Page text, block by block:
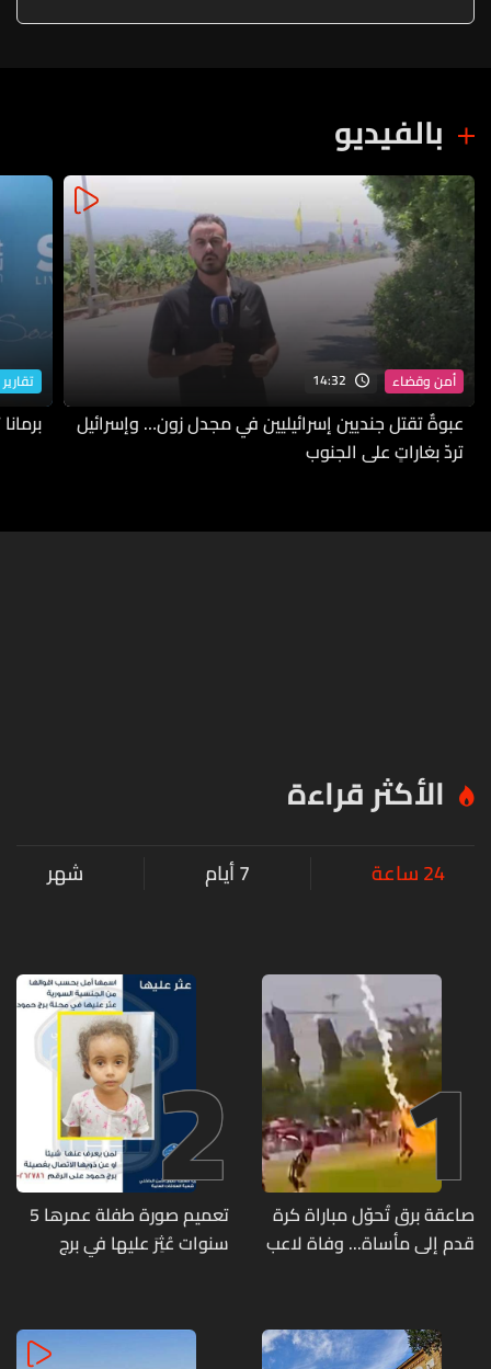
بالفيديو
أمن وقضاء 14:32
عبوةٌ تقتل جنديين إسرائيليين في مجدل زون… وإسرائيل
تردّ بغاراتٍ على الجنوب
الأكثر قراءة
24 ساعة 7 أيام شهر
1
صاعقة برق تُحوّل مباراة كرة
قدم إلى مأساة... وفاة لاعب
2
تعميم صورة طفلة عمرها 5
سنوات عُثِرَ عليها في برج